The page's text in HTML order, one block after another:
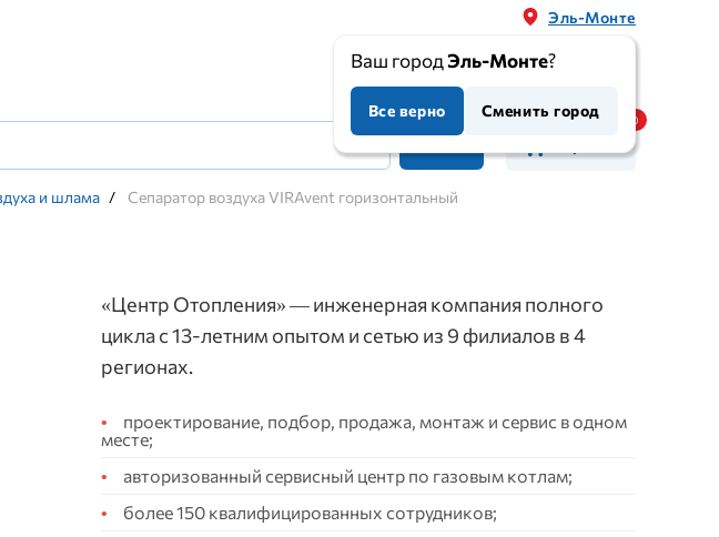
Эль-Монте
Ваш городЭль-Монте?
Все верно Сменить город
и шлама / Сепаратор воздуха VIRAvent горизонтальный
«Центр Отопления» — инженерная компания полного
цикла с 13-летним опытом и сетью из 9 филиалов в 4
регионах.
проектирование, подбор, продажа, монтаж и сервис в одном
месте;
авторизованный сервисный центр по газовым котлам;
более 150 квалифицированных сотрудников;